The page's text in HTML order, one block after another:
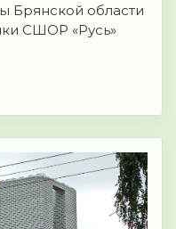
Брянской области
СШОР «Русь»